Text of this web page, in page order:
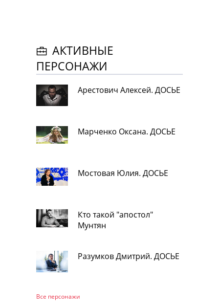
АКТИВНЫЕ
ПЕРСОНАЖИ
Арестович Алексей. ДОСЬЕ
Марченко Оксана. ДОСЬЕ
Мостовая Юлия. ДОСЬЕ
Кто такой "апостол"
Мунтян
Разумков Дмитрий. ДОСЬЕ
Все персонажи